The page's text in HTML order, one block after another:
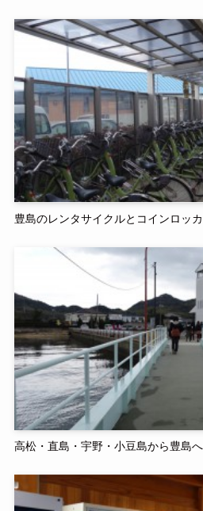
豊島のレンタサイクルとコインロッ
高松・直島・宇野・小豆島から豊島